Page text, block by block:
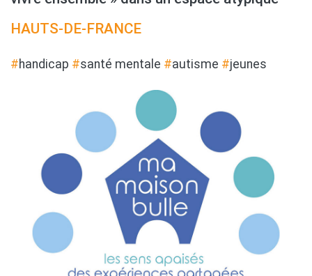
HAUTS-DE-FRANCE
#handicap #santé mentale #autisme #jeunes